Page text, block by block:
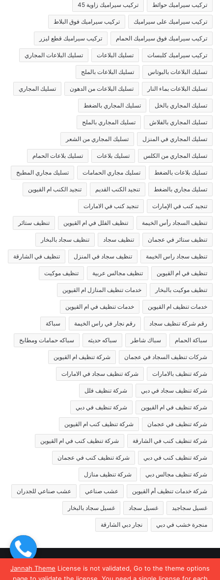
Jannah Theme License is not validated, Go to the theme options
تركيب سيراميك حوائط تركيب سيراميك زاوية 45
تركيب سيراميك على سيراميك تركيب سيراميك فوق البلاط
تركيب سيراميك فوق سيراميك الحمام تركيب سيراميك قطع ليزر
تركيب سيراميك كلبسات تسليك البلاعات تسليك البلاعات المجاري
تسليك البلاعات بالبوتاس تسليك البلاعات بالملح
تسليك البلاعات بماء النار تسليك البلاعات من الدهون تسليك المجاري
تسليك المجاري بالخل تسليك المجاري بالضغط
تسليك المجاري بالفلاش تسليك المجاري بالملح
تسليك المجاري في المنزل تسليك المجاري من الشعر
تسليك المجاري من الكلس تسليك بلاعات تسليك بلاعات الحمام
تسليك بلاعات بالضغط تسليك مجاري الحمامات تسليك مجاري المطبخ
تسليك مجاري بالضغط تنجيد الكنب القديم تنجيد الكنب ام القيوين
تنجيد كنب في الإمارات تنجيد كنب في الامارات
تنظيف السجاد رأس الخيمة تنظيف الفلل في ام القيوين تنظيف ستائر
تنظيف ستائر في عجمان تنظيف سجاد تنظيف سجاد بالبخار
تنظيف سجاد راس الخيمة تنظيف سجاد في المنزل تنظيف في الشارقة
تنظيف في ام القيوين تنظيف مجالس عربية تنظيف موكيت
تنظيف موكيت بالبخار خدمات تنظيف المنازل ام القيوين
خدمات تنظيف ام القيوين خدمات تنظيف في ام القيوين
رقم شركة تنظيف سجاد رقم نجار في راس الخيمة سباكة
سباكة الحمام سباك شاطر سباكه حديثه سباكه حمامات ومطابخ
شركات تنظيف السجاد في عجمان شركة تنظيف ام القيوين
شركة تنظيف بالامارات شركة تنظيف سجاد في الامارات
شركة تنظيف سجاد في دبي شركة تنظيف فلل
شركة تنظيف في ام القيوين شركة تنظيف في دبي
شركة تنظيف في عجمان شركة تنظيف كنب ام القيوين
شركة تنظيف كنب في الشارقة شركة تنظيف كنب في ام القيوين
شركة تنظيف كنب في دبي شركة تنظيف كنب في عجمان
شركة تنظيف مجالس دبي شركة تنظيف منازل
شركة خدمات تنظيف أم القيوين عشب صناعي عشب صناعي للجدران
غسيل سجاجيد غسيل سجاد غسيل سجاد بالبخار
منجرة خشب في دبي نجار دبي الشارقة
© حقوق النشر 2026، جميع الحقوق محفوظة |
Jannah News الثيم